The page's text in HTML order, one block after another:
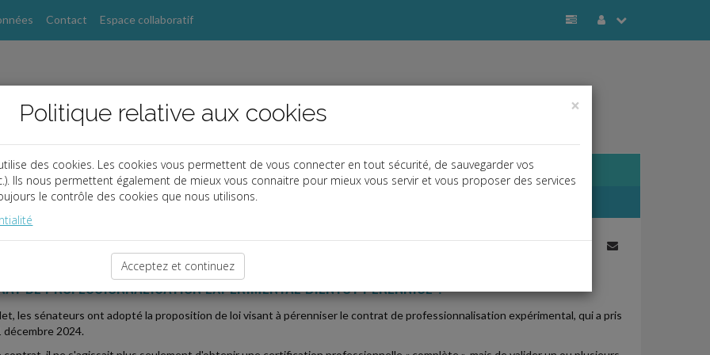
×
Politique relative aux cookies
des cookies. Les cookies vous permettent de vous connecter en tout sécurité, de sauvegarder vos
Ils nous permettent également de mieux vous connaitre pour mieux vous servir et vous proposer des services
le contrôle des cookies que nous utilisons.
Acceptez et continuez
Contact Espace collaboratif
j a b
DE PROFESSIONNALISATION EXPÉRIMENTAL BIENTÔT PÉRENNISÉ ?
les sénateurs ont adopté la proposition de loi visant à pérenniser le contrat de professionnalisation expérimental, qui a pris
décembre 2024.